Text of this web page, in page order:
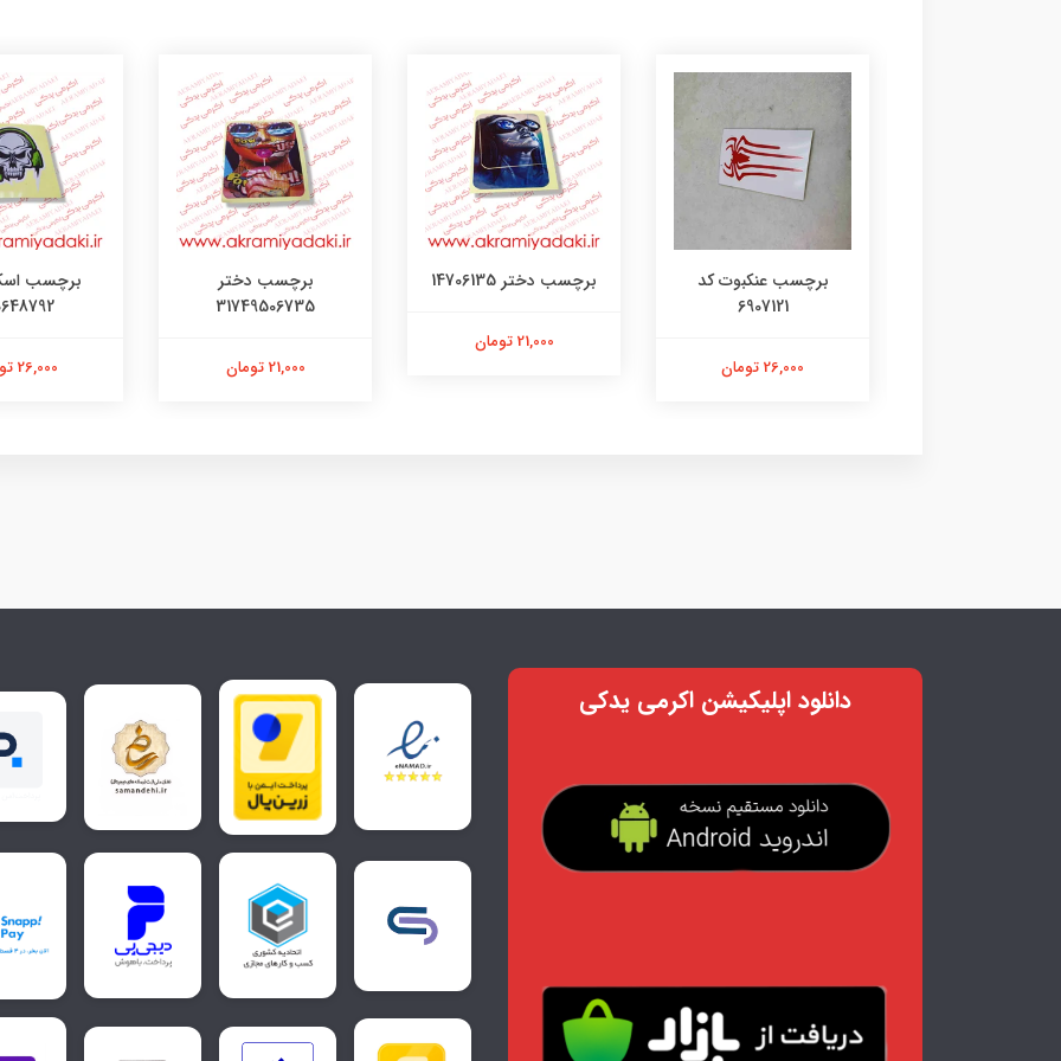
برچسب عنکبوت کد
6907121
26,000 تومان
برچسب دختر 14706135
21,000 تومان
برچسب دختر
31749506735
21,000 تومان
برچسب
26,000 تومان
دانلود اپلیکیشن اکرمی یدکی